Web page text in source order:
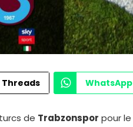
Threads WhatsApp
de Trabzonspor pour le